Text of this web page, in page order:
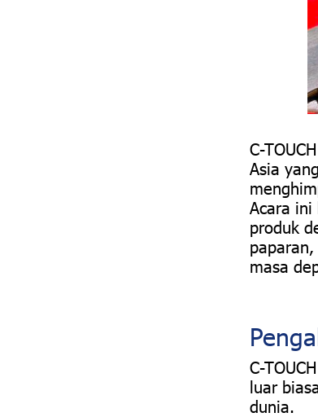
C-
Asia
Acara
produk
masa
C-
luar
dunia.